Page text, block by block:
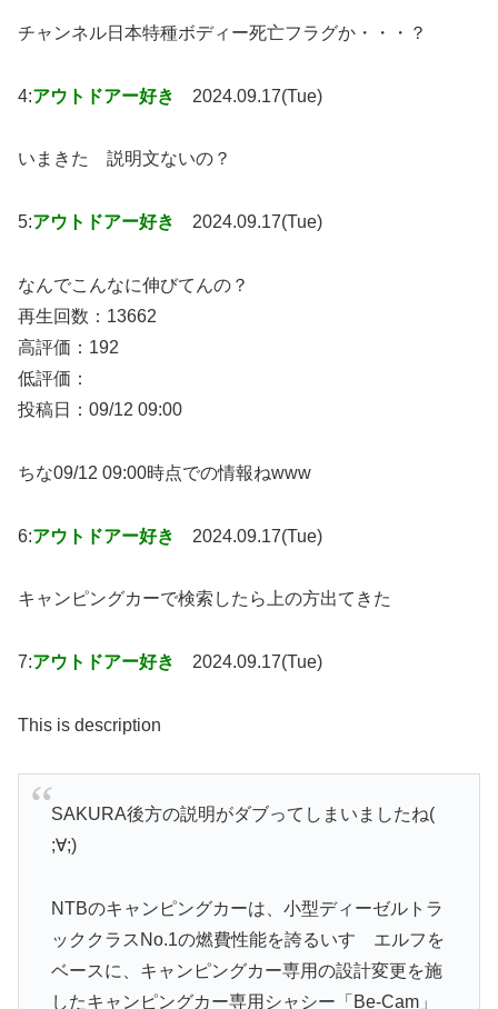
チャンネル日本特種ボディー死亡フラグか・・・？
4:アウトドアー好き 2024.09.17(Tue)
いまきた 説明文ないの？
5:アウトドアー好き 2024.09.17(Tue)
なんでこんなに伸びてんの？
再生回数：13662
高評価：192
低評価：
投稿日：09/12 09:00
ちな09/12 09:00時点での情報ねwww
6:アウトドアー好き 2024.09.17(Tue)
キャンピングカーで検索したら上の方出てきた
7:アウトドアー好き 2024.09.17(Tue)
This is description
SAKURA後方の説明がダブってしまいましたね(
;∀;)
NTBのキャンピングカーは、小型ディーゼルトラ
ッククラスNo.1の燃費性能を誇るいすゞエルフを
ベースに、キャンピングカー専用の設計変更を施
したキャンピングカー専用シャシー「Be-Cam」